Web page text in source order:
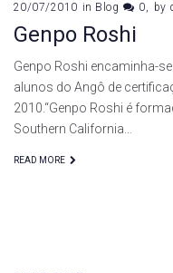
20/07/2010 in Blog 0 by
Genpo Roshi
Genpo Roshi encaminha-
alunos do Angô de
2010.“Genpo Roshi é
Southern California…
READ MORE